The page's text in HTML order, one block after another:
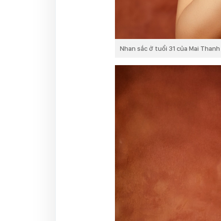
Nhan sắc ở tuổi 31 của Mai Thanh